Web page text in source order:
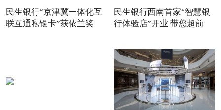
民生银行“京津冀一体化互
联互通私银卡”获依兰奖
民生银行西南首家“智慧银
行体验店”开业 带您超前